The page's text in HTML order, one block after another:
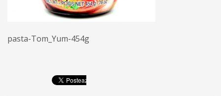
pasta-Tom_Yum-454g